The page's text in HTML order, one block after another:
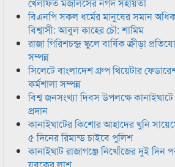
বিএনপি সকল ধর্মের মানুষের সমান
বিশ্বাসী: আবুল কাহের চৌ: শামিম
রাজা গিরিশচন্দ্র স্কুলে বার্ষিক ক্রীড়া
সম্পন্ন
সিলেটে বাংলাদেশ গ্রুপ থিয়েটার
কর্মশালা সম্পন্ন
বিশ্ব জনসংখ্যা দিবস উপলক্ষে
প্রদান
কানাইঘাটের কিশোর আহাদের খুনি
৫ দিনের রিমান্ড চাইবে পুলিশ
কানাইঘাট রাজাগঞ্জে নিখোঁজের দুই দিন